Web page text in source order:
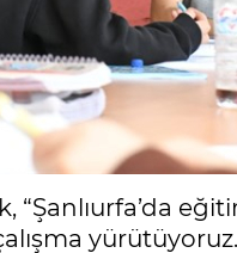
“Şanlıurfa’da